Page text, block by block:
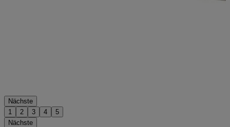
Nächste
1
2 3 4
5
Nächste